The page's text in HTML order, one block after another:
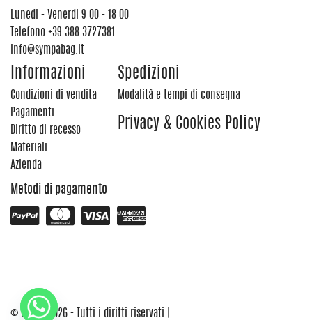
Lunedi - Venerdi 9:00 - 18:00
Telefono +39 388 3727381
info@sympabag.it
Informazioni
Condizioni di vendita
Pagamenti
Diritto di recesso
Materiali
Azienda
Spedizioni
Modalità e tempi di consegna
Privacy & Cookies Policy
Metodi di pagamento
© 2012 - 2026 - Tutti i diritti riservati |